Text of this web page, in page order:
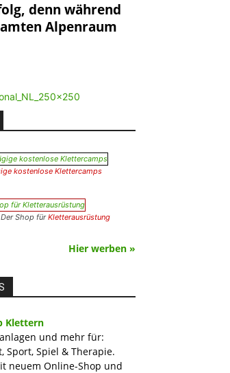
denn während
Alpenraum
kostenlose Klettercamps
Shop fürKletterausrüstung
Hier werben »
Klettern
und mehr für:
Sport, Spiel & Therapie.
neuem Online-Shop und